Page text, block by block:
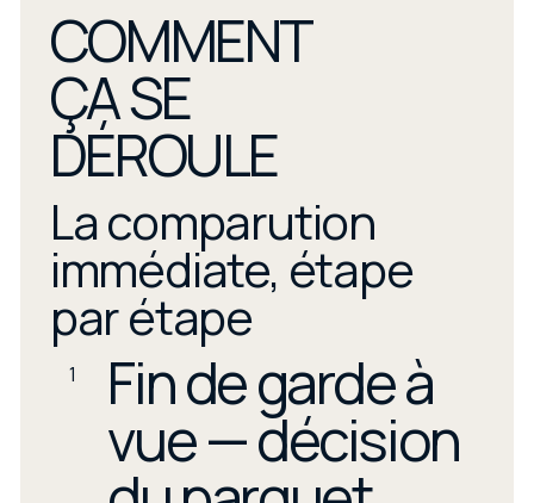
COMMENT
ÇA SE
DÉROULE
La comparution
immédiate, étape
par étape
1 Fin de garde à
vue — décision